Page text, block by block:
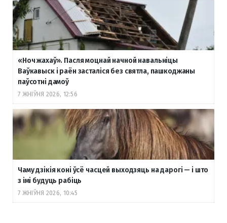
«Ноч жахаў». Пасля моцнай начной навальніцы
Ваўкавыск і раён засталіся без святла, пашкоджаны
паўсотні дамоў
7 ЖНІЎНЯ 2026, 12:56
Чаму дзікія коні ўсё часцей выходзяць на дарогі — і што
з імі будуць рабіць
7 ЖНІЎНЯ 2026, 10:45